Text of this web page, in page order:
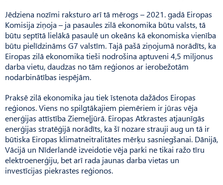
Jēdziena nozīmi raksturo arī tā mērogs – 2021. gadā Eiropas
Komisija ziņoja – ja pasaules zilā ekonomika būtu valsts, tā
būtu septītā lielākā pasaulē un okeāns kā ekonomiska vienība
būtu pielīdzināms G7 valstīm. Tajā pašā ziņojumā norādīts, ka
Eiropas zilā ekonomika tieši nodrošina aptuveni 4,5 miljonus
darba vietu, daudzas no tām reģionos ar ierobežotām
nodarbinātības iespējām.
Praksē zilā ekonomika jau tiek īstenota dažādos Eiropas
reģionos. Viens no spilgtākajiem piemēriem ir jūras vēja
enerģijas attīstība Ziemeļjūrā. Eiropas Atkrastes atjaunīgās
enerģijas stratēģijā norādīts, ka šī nozare strauji aug un tā ir
būtiska Eiropas klimatneitralitātes mērķu sasniegšanai. Dānijā,
Vācijā un Nīderlandē izveidotie vēja parki ne tikai ražo tīru
elektroenerģiju, bet arī rada jaunas darba vietas un
investīcijas piekrastes reģionos.